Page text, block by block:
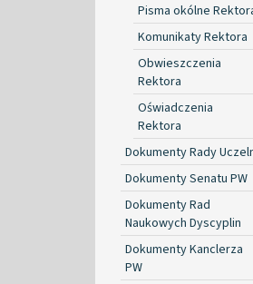
Pisma okólne
Komunikaty Rektora
Obwieszczenia
Rektora
Oświadczenia
Rektora
Dokumenty Rady
Dokumenty Senatu PW
Dokumenty Rad
Naukowych Dyscyplin
Dokumenty Kanclerza
PW